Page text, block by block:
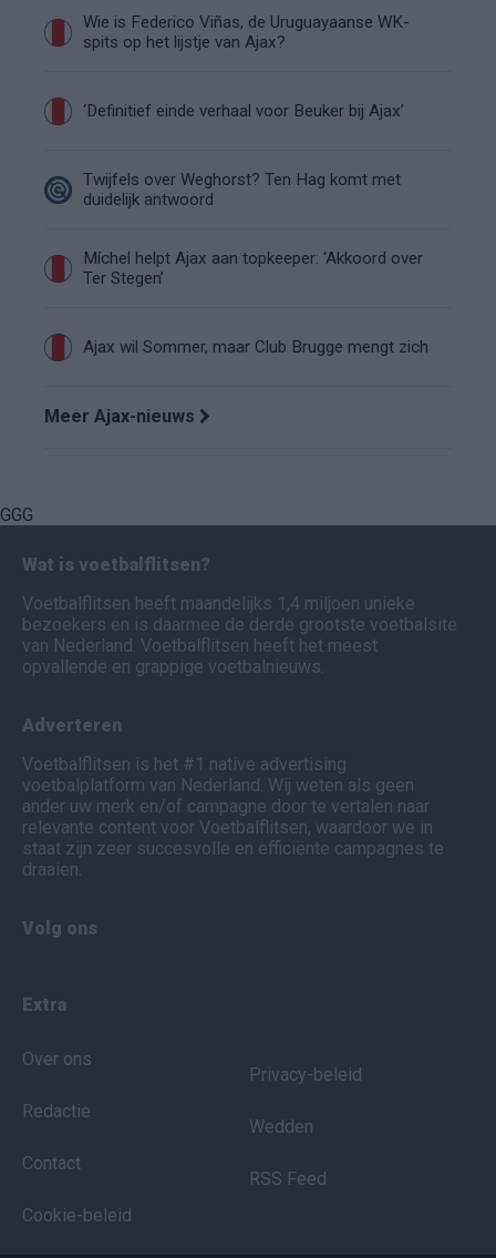
Wie is Federico Viñas, de Uruguayaanse WK-
spits op het lijstje van Ajax?
‘Definitief einde verhaal voor Beuker bij Ajax’
Twijfels over Weghorst? Ten Hag komt met
duidelijk antwoord
Míchel helpt Ajax aan topkeeper: ‘Akkoord over
Ter Stegen’
Ajax wil Sommer, maar Club Brugge mengt zich
Meer Ajax-nieuws
GGG
Wat is voetbalflitsen?
Voetbalflitsen heeft maandelijks 1,4 miljoen unieke
bezoekers en is daarmee de derde grootste voetbalsite
van Nederland. Voetbalflitsen heeft het meest
opvallende en grappige voetbalnieuws.
Adverteren
Voetbalflitsen is het #1 native advertising
voetbalplatform van Nederland. Wij weten als geen
ander uw merk en/of campagne door te vertalen naar
relevante content voor Voetbalflitsen, waardoor we in
staat zijn zeer succesvolle en efficiënte campagnes te
draaien.
Volg ons
Extra
Over ons
Redactie
Contact
Cookie-beleid
Privacy-beleid
Wedden
RSS Feed